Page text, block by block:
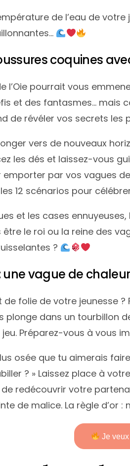
de l’eau de
coquines
l’Oie pourrait vous
et des fantasmes… mais
de révéler vos secrets les
vers de nouveaux
les dés et laissez-vous
par vos vagues
12 scénarios pour
et les cases
le roi ou la reine des
?
une vague de chaleur
de folie de votre jeunesse
plonge dans un tourbillon
Préparez-vous à vous
osée que tu aimerais
? » Laissez place à
redécouvrir votre
de malice. La règle d’or
Je